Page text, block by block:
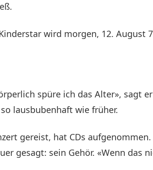
wird morgen, 12. August
spüre ich das Alter», sagt
lausbubenhaft wie früher.
gereist, hat CDs
gesagt: sein Gehör. «Wenn das